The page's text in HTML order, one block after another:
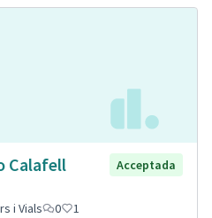
Calafell
Acceptada
i Vials 0 1